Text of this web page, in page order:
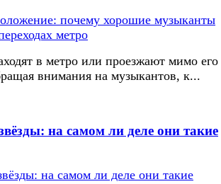
в метро или проезжают мимо его
внимания на музыкантов, к...
на самом ли деле они такие